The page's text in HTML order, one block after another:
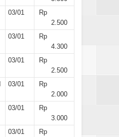
03/01
Rp
2.500
03/01
Rp
4.300
03/01
Rp
2.500
03/01
Rp
2.000
03/01
Rp
3.000
03/01
Rp